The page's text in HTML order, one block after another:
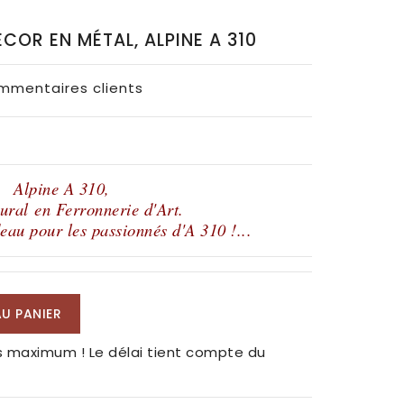
EN MÉTAL, ALPINE A 310
clients
Alpine A 310,
en Ferronnerie d'Art.
pour les passionnés d'A 310 !...
PANIER
maximum ! Le délai tient compte du